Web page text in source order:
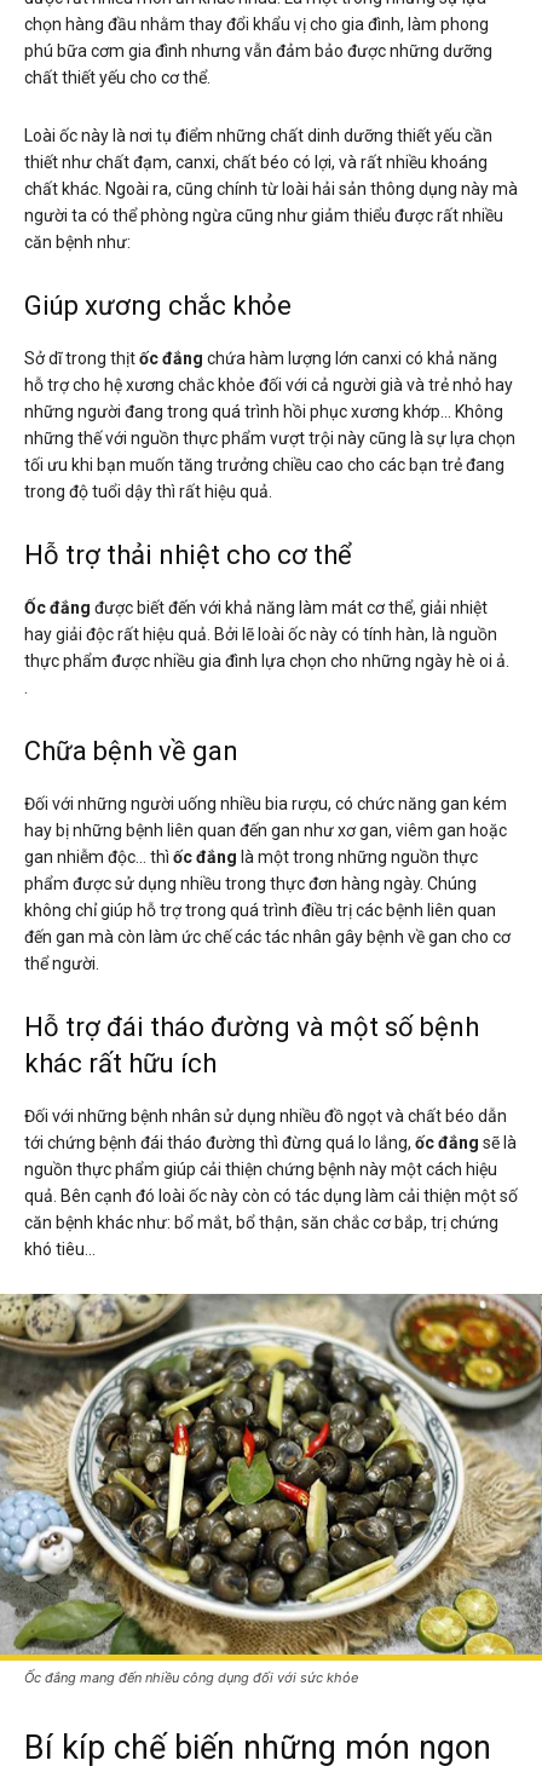
chọn hàng đầu nhằm thay đổi khẩu vị cho gia đình, làm phong
phú bữa cơm gia đình nhưng vẫn đảm bảo được những dưỡng
chất thiết yếu cho cơ thể.
Loài ốc này là nơi tụ điểm những chất dinh dưỡng thiết yếu cần
thiết như chất đạm, canxi, chất béo có lợi, và rất nhiều khoáng
chất khác. Ngoài ra, cũng chính từ loài hải sản thông dụng này mà
người ta có thể phòng ngừa cũng như giảm thiểu được rất nhiều
căn bệnh như:
Giúp xương chắc khỏe
Sở dĩ trong thịtốc đắng chứa hàm lượng lớn canxi có khả năng
hỗ trợ cho hệ xương chắc khỏe đối với cả người già và trẻ nhỏ hay
những người đang trong quá trình hồi phục xương khớp… Không
những thế với nguồn thực phẩm vượt trội này cũng là sự lựa chọn
tối ưu khi bạn muốn tăng trưởng chiều cao cho các bạn trẻ đang
trong độ tuổi dậy thì rất hiệu quả.
Hỗ trợ thải nhiệt cho cơ thể
Ốc đắng được biết đến với khả năng làm mát cơ thể, giải nhiệt
hay giải độc rất hiệu quả. Bởi lẽ loài ốc này có tính hàn, là nguồn
thực phẩm được nhiều gia đình lựa chọn cho những ngày hè oi ả.
Chữa bệnh về gan
Đối với những người uống nhiều bia rượu, có chức năng gan kém
hay bị những bệnh liên quan đến gan như xơ gan, viêm gan hoặc
gan nhiễm độc… thì ốc đắng là một trong những nguồn thực
phẩm được sử dụng nhiều trong thực đơn hàng ngày. Chúng
không chỉ giúp hỗ trợ trong quá trình điều trị các bệnh liên quan
đến gan mà còn làm ức chế các tác nhân gây bệnh về gan cho cơ
thể người.
Hỗ trợ đái tháo đường và một số bệnh
khác rất hữu ích
Đối với những bệnh nhân sử dụng nhiều đồ ngọt và chất béo dẫn
tới chứng bệnh đái tháo đường thì đừng quá lo lắng, ốc đắng sẽ là
nguồn thực phẩm giúp cải thiện chứng bệnh này một cách hiệu
quả. Bên cạnh đó loài ốc này còn có tác dụng làm cải thiện một số
căn bệnh khác như: bổ mắt, bổ thận, săn chắc cơ bắp, trị chứng
khó tiêu…
Ốc đắng mang đến nhiều công dụng đối với sức khỏe
Bí kíp chế biến những món ngon